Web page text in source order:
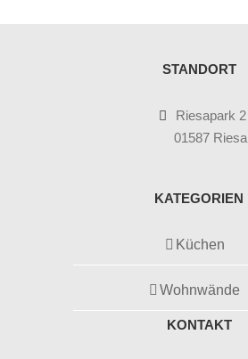
STANDORT
Riesapark 2
01587 Riesa
KATEGORIEN
Küchen
Wohnwände
KONTAKT